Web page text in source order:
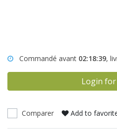
Commandé avant 02:18:39,
Login
Comparer Add to